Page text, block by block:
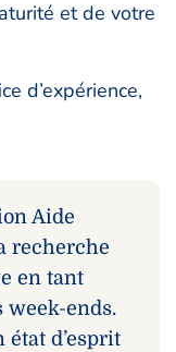
et de votre
d’expérience,
Aide
recherche
en tant
week-ends.
état d’esprit